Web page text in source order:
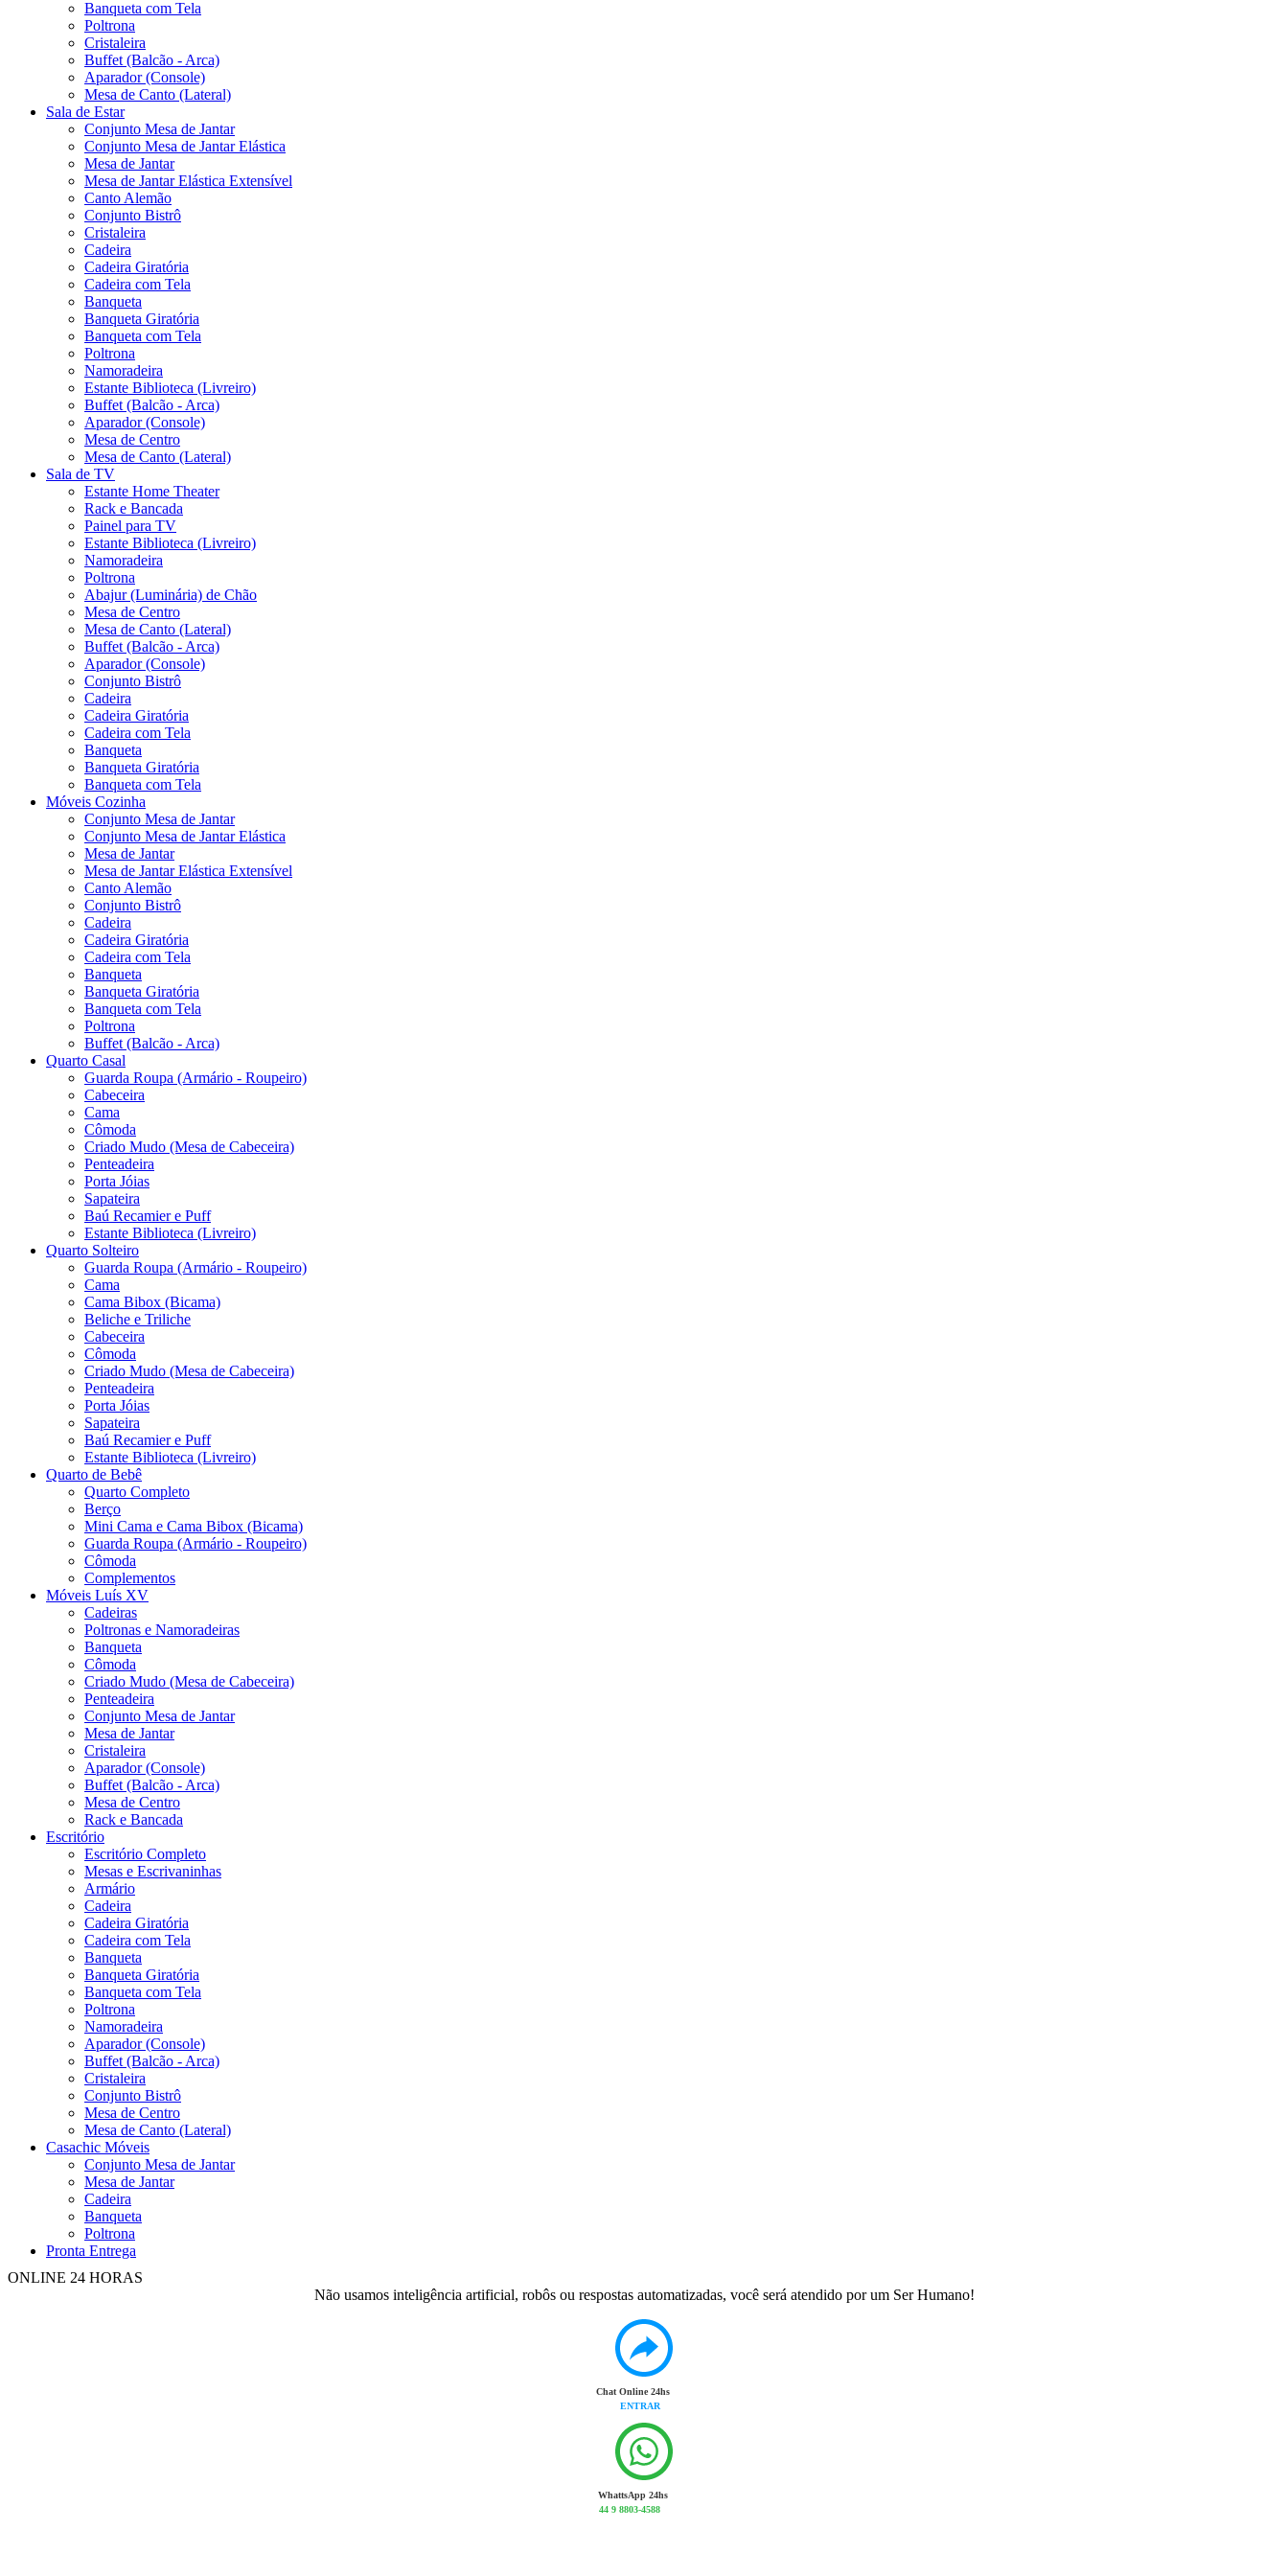
Banqueta com Tela
Poltrona
Cristaleira
Buffet (Balcão - Arca)
Aparador (Console)
Mesa de Canto (Lateral)
Sala de Estar
Conjunto Mesa de Jantar
Conjunto Mesa de Jantar Elástica
Mesa de Jantar
Mesa de Jantar Elástica Extensível
Canto Alemão
Conjunto Bistrô
Cristaleira
Cadeira
Cadeira Giratória
Cadeira com Tela
Banqueta
Banqueta Giratória
Banqueta com Tela
Poltrona
Namoradeira
Estante Biblioteca (Livreiro)
Buffet (Balcão - Arca)
Aparador (Console)
Mesa de Centro
Mesa de Canto (Lateral)
Sala de TV
Estante Home Theater
Rack e Bancada
Painel para TV
Estante Biblioteca (Livreiro)
Namoradeira
Poltrona
Abajur (Luminária) de Chão
Mesa de Centro
Mesa de Canto (Lateral)
Buffet (Balcão - Arca)
Aparador (Console)
Conjunto Bistrô
Cadeira
Cadeira Giratória
Cadeira com Tela
Banqueta
Banqueta Giratória
Banqueta com Tela
Móveis Cozinha
Conjunto Mesa de Jantar
Conjunto Mesa de Jantar Elástica
Mesa de Jantar
Mesa de Jantar Elástica Extensível
Canto Alemão
Conjunto Bistrô
Cadeira
Cadeira Giratória
Cadeira com Tela
Banqueta
Banqueta Giratória
Banqueta com Tela
Poltrona
Buffet (Balcão - Arca)
Quarto Casal
Guarda Roupa (Armário - Roupeiro)
Cabeceira
Cama
Cômoda
Criado Mudo (Mesa de Cabeceira)
Penteadeira
Porta Jóias
Sapateira
Baú Recamier e Puff
Estante Biblioteca (Livreiro)
Quarto Solteiro
Guarda Roupa (Armário - Roupeiro)
Cama
Cama Bibox (Bicama)
Beliche e Triliche
Cabeceira
Cômoda
Criado Mudo (Mesa de Cabeceira)
Penteadeira
Porta Jóias
Sapateira
Baú Recamier e Puff
Estante Biblioteca (Livreiro)
Quarto de Bebê
Quarto Completo
Berço
Mini Cama e Cama Bibox (Bicama)
Guarda Roupa (Armário - Roupeiro)
Cômoda
Complementos
Móveis Luís XV
Cadeiras
Poltronas e Namoradeiras
Banqueta
Cômoda
Criado Mudo (Mesa de Cabeceira)
Penteadeira
Conjunto Mesa de Jantar
Mesa de Jantar
Cristaleira
Aparador (Console)
Buffet (Balcão - Arca)
Mesa de Centro
Rack e Bancada
Escritório
Escritório Completo
Mesas e Escrivaninhas
Armário
Cadeira
Cadeira Giratória
Cadeira com Tela
Banqueta
Banqueta Giratória
Banqueta com Tela
Poltrona
Namoradeira
Aparador (Console)
Buffet (Balcão - Arca)
Cristaleira
Conjunto Bistrô
Mesa de Centro
Mesa de Canto (Lateral)
Casachic Móveis
Conjunto Mesa de Jantar
Mesa de Jantar
Cadeira
Banqueta
Poltrona
Pronta Entrega
ONLINE 24 HORAS
Não usamos inteligência artificial, robôs ou respostas automatizadas, você será atendido por um Ser Humano!
Chat Online 24hs
ENTRAR
WhattsApp 24hs
44 9 8803-4588